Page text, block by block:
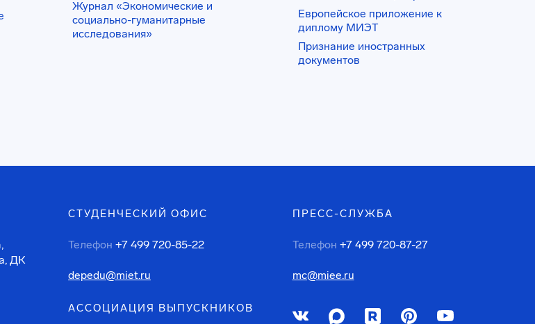
Журнал «Экономические и
социально-гуманитарные
исследования»
Европейское приложение к
диплому МИЭТ
Признание иностранных
документов
ДК
СТУДЕНЧЕСКИЙ ОФИС
Телефон +7 499 720-85-22
depedu@miet.ru
АССОЦИАЦИЯ ВЫПУСКНИКОВ
ПРЕСС-СЛУЖБА
Телефон +7 499 720-87-27
mc@miee.ru